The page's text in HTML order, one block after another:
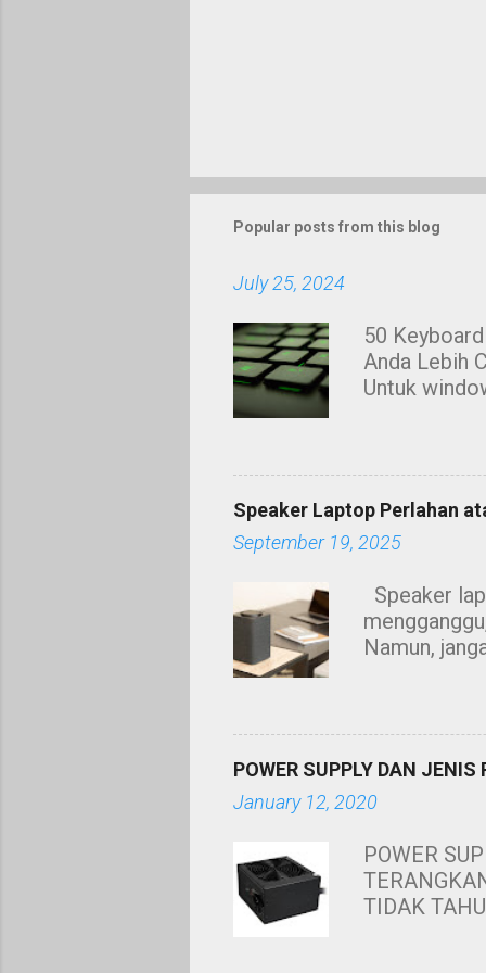
Popular posts from this blog
July 25, 2024
50
Anda Lebih
Untuk
ketika
untuk
berguna
membantu
Speaker Laptop Perlahan
September 19, 2025
Speaker
Namun,
Habuk
penggunaan
grill speaker
untuk elak
sementara
POWER SUPPLY DAN JENIS
January 12, 2020
POWER
TIDAK